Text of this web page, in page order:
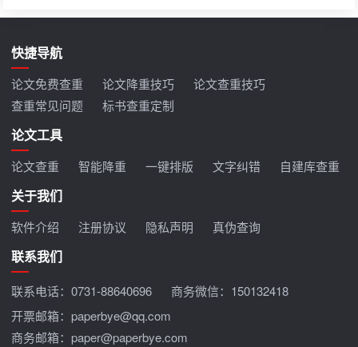
快捷导航
论文免费查重 论文降重技巧
论文查重技巧
查重常见问题
标书查重定制
论文工具
论文查重 智能降重 一键排版 文字纠错 自建库查重
关于我们
软件介绍 注册协议 隐私声明 真伪查询
联系我们
联系电话：0731-88640696
商务微信：150132418
开票邮箱：paperbye@qq.com
商务邮箱：paper@paperbye.com